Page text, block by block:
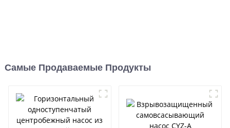
Самые Продаваемые Продукты